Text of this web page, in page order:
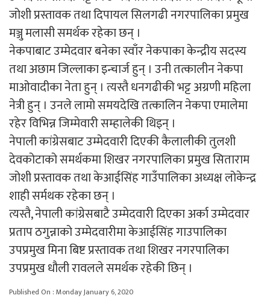
जोशी प्रस्तावक तथा दिपायल सिलगढी नगरपालिका प्रमुख
मञ्जु मलासी समर्थक रहेका छन् ।
नेकपाबाट उम्मेदवार बनेका स्वाँर नेकपाका केन्द्रीय सदस्य
तथा अछाम जिल्लाका इन्चार्ज हुन् । उनी तत्कालीन नेकपा
माओवादीका नेता हुन् । त्यस्तै धनगढीकी भट्ट अग्रणी महिला
नेत्री हुन् । उनले लामो समयदेखि तत्कालिन नेकपा एमालेमा
रहेर विभिन्न जिम्मेवारी सम्हालेकी थिइन् ।
नेपाली कांग्रेसबाट उम्मेदवारी दिएकी कैलालीकी तुलशी
देवकोटाको समर्थकमा शिखर नगरपालिका प्रमुख सिताराम
जोशी प्रस्तावक तथा केआईसिंह गाउँपालिका अध्यक्ष लोकेन्द्र
शाही सर्मथक रहेका छन् ।
त्यस्तै, नेपाली कांग्रेसबाटै उम्मेदवारी दिएका अर्का उम्मेदवार
प्रताप ठगुन्नाको उम्मेदवारीमा केआईसिंह गाउपालिका
उपप्रमुख मिना बिष्ट प्रस्तावक तथा शिखर नगरपालिका
उपप्रमुख धौली रावलले समर्थक रहेकी छिन् ।
Published On : Monday January 6, 2020